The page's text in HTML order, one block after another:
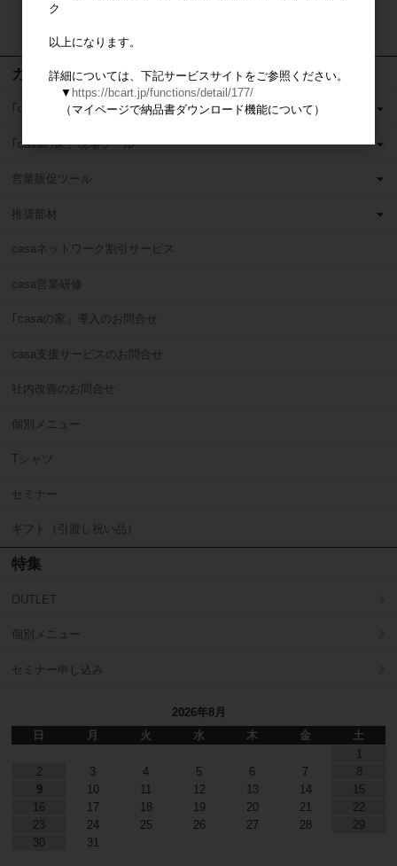
カテゴリ
｢casaの家」営業ツール
｢casaの家」現場ツール
営業販促ツール
推奨部材
casaネットワーク割引サービス
casa営業研修
｢casaの家」導入のお問合せ
casa支援サービスのお問合せ
社内改善のお問合せ
個別メニュー
Tシャツ
セミナー
ギフト（引渡し祝い品）
特集
OUTLET
個別メニュー
セミナー申し込み
2026年8月
日
月 火 水 木 金
土
1
2
3 4 5 6 7
8
9
10 11 12 13 14
15
16
17 18 19 20 21
22
23
24 25 26 27 28
29
30
31
ク
以上になります。
詳細については、下記サービスサイトをご参照ください。
▼ https://bcart.jp/functions/detail/177/
（マイページで納品書ダウンロード機能について）